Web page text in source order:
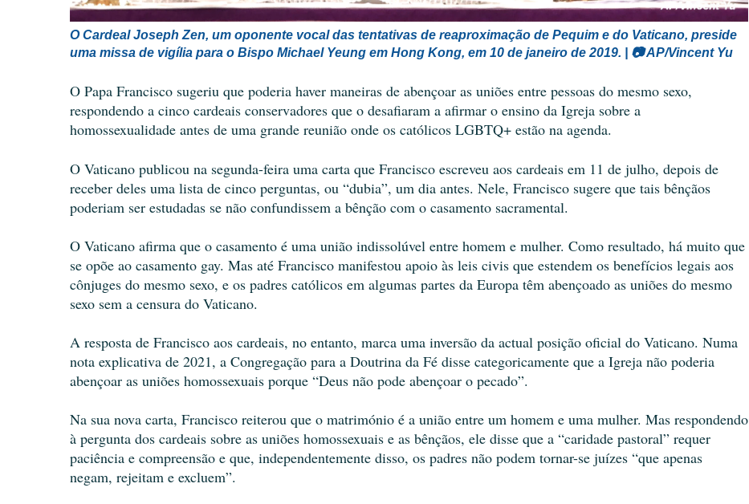
O Cardeal Joseph Zen, um oponente vocal das tentativas de reaproximação de Pequim e do Vaticano, preside
uma missa de vigília para o Bispo Michael Yeung em Hong Kong, em 10 de janeiro de 2019. | 📷 AP/Vincent Yu
O Papa Francisco sugeriu que poderia haver maneiras de abençoar as uniões entre pessoas do mesmo sexo,
respondendo a cinco cardeais conservadores que o desafiaram a afirmar o ensino da Igreja sobre a
homossexualidade antes de uma grande reunião onde os católicos LGBTQ+ estão na agenda.
O Vaticano publicou na segunda-feira uma carta que Francisco escreveu aos cardeais em 11 de julho, depois de
receber deles uma lista de cinco perguntas, ou “dubia”, um dia antes. Nele, Francisco sugere que tais bênçãos
poderiam ser estudadas se não confundissem a bênção com o casamento sacramental.
O Vaticano afirma que o casamento é uma união indissolúvel entre homem e mulher. Como resultado, há muito que
se opõe ao casamento gay. Mas até Francisco manifestou apoio às leis civis que estendem os benefícios legais aos
cônjuges do mesmo sexo, e os padres católicos em algumas partes da Europa têm abençoado as uniões do mesmo
sexo sem a censura do Vaticano.
A resposta de Francisco aos cardeais, no entanto, marca uma inversão da actual posição oficial do Vaticano. Numa
nota explicativa de 2021, a Congregação para a Doutrina da Fé disse categoricamente que a Igreja não poderia
abençoar as uniões homossexuais porque “Deus não pode abençoar o pecado”.
Na sua nova carta, Francisco reiterou que o matrimónio é a união entre um homem e uma mulher. Mas respondendo
à pergunta dos cardeais sobre as uniões homossexuais e as bênçãos, ele disse que a “caridade pastoral” requer
paciência e compreensão e que, independentemente disso, os padres não podem tornar-se juízes “que apenas
negam, rejeitam e excluem”.